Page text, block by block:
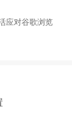
应对谷歌浏览